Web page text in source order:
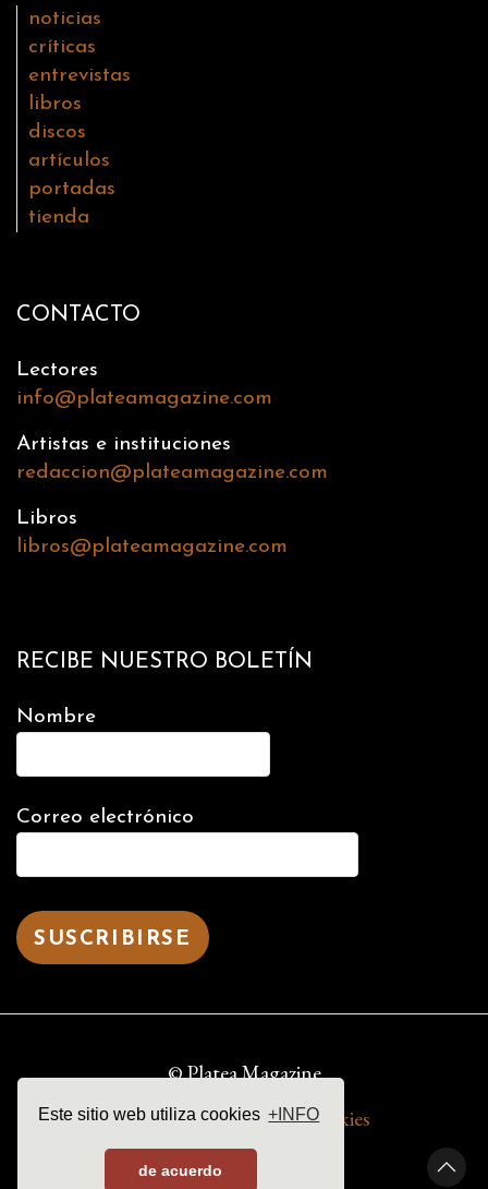
Este sitio web utiliza cookies +INFO
de acuerdo
noticias
críticas
entrevistas
libros
discos
artículos
portadas
tienda
CONTACTO
Lectores
info@plateamagazine.com
Artistas e instituciones
redaccion@plateamagazine.com
Libros
libros@plateamagazine.com
RECIBE NUESTRO BOLETÍN
Nombre
Correo electrónico
© Platea Magazine
aviso legal | política de cookies